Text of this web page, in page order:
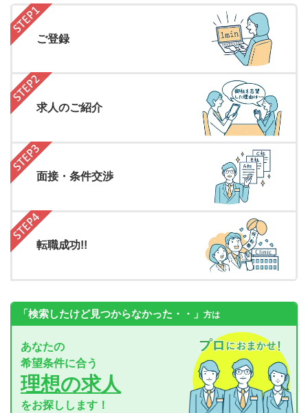
ご登録
求人のご紹介
面接・条件交渉
転職成功!!
「検索したけど見つからなかった・・」 方は
あなたの
希望条件に合う
理想の求人
をお探しします！